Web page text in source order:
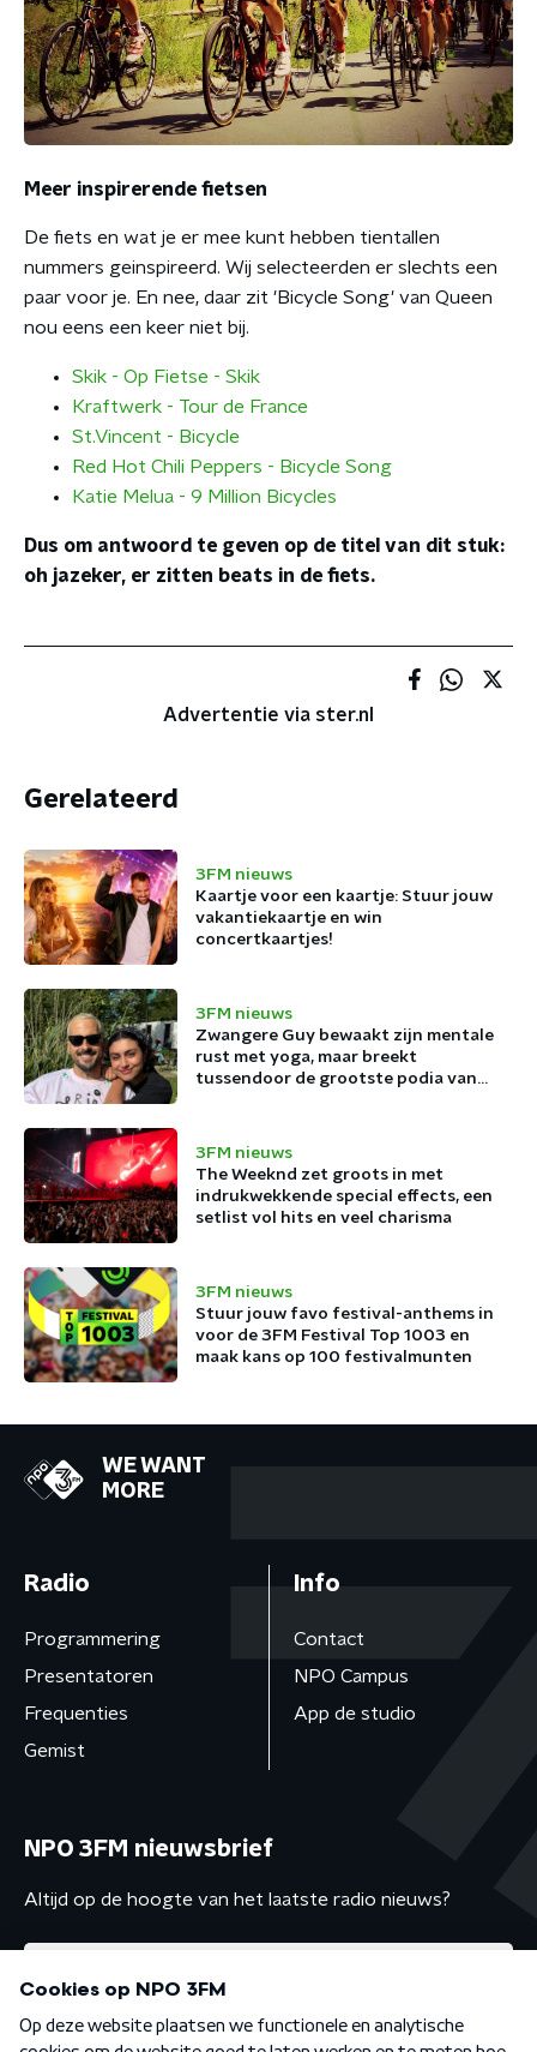
Meer inspirerende fietsen
De fiets en wat je er mee kunt hebben tientallen
nummers geinspireerd. Wij selecteerden er slechts een
paar voor je. En nee, daar zit 'Bicycle Song' van Queen
nou eens een keer niet bij.
Skik - Op Fietse - Skik
Kraftwerk - Tour de France
St.Vincent - Bicycle
Red Hot Chili Peppers - Bicycle Song
Katie Melua - 9 Million Bicycles
Dus om antwoord te geven op de titel van dit stuk:
oh jazeker, er zitten beats in de fiets.
Advertentie via ster.nl
Gerelateerd
3FM nieuws
Kaartje voor een kaartje: Stuur jouw
vakantiekaartje en win
concertkaartjes!
3FM nieuws
Zwangere Guy bewaakt zijn mentale
rust met yoga, maar breekt
tussendoor de grootste podia van
3FM nieuws
The Weeknd zet groots in met
indrukwekkende special effects, een
setlist vol hits en veel charisma
3FM nieuws
Stuur jouw favo festival-anthems in
voor de 3FM Festival Top 1003 en
maak kans op 100 festivalmunten
WE WANT
MORE
Radio
Programmering
Presentatoren
Frequenties
Gemist
Info
Contact
NPO Campus
App de studio
NPO 3FM nieuwsbrief
Altijd op de hoogte van het laatste radio nieuws?